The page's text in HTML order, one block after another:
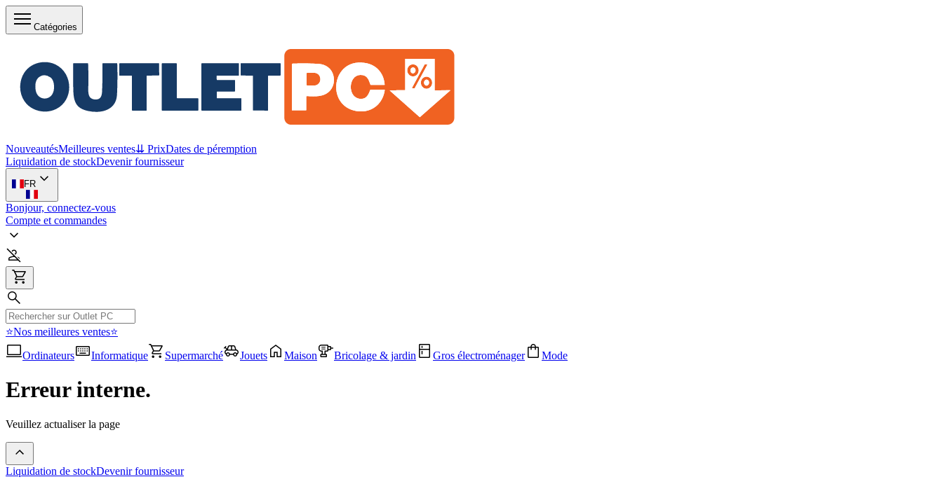
Catégories
NouveautésMeilleures ventes⇊ PrixDates de péremption
Liquidation de stockDevenir fournisseur
FR
Bonjour, connectez-vous
Compte et commandes
⭐Nos meilleures ventes⭐
Ordinateurs
Informatique Supermarché Jouets Maison Bricolage & jardin Gros électroménager Mode
Erreur interne.
Veuillez actualiser la page
Liquidation de stockDevenir fournisseur